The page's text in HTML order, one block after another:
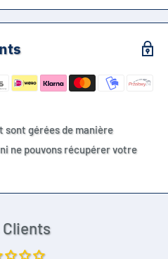
sont gérées de manière
ne pouvons récupérer votre
Clients